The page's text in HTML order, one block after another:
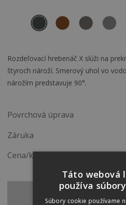
Rozdeľovací hrebenáč X slúži na
štyroch nároží. Smerový uhol vo
nárožím predstavuje 90°.
Povrchová úprava
Záruka
Cena/ks
Táto webová
používa
Súbory cookie používame